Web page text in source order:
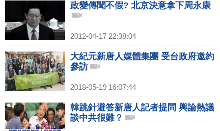
政變傳聞不假? 北京決意拿下周永康
2012-04-17 22:38:04
大紀元新唐人媒體集團 受台政府邀約
參訪
2018-05-19 16:07:44
韓跳針避答新唐人記者提問 輿論熱議
談中共很難？